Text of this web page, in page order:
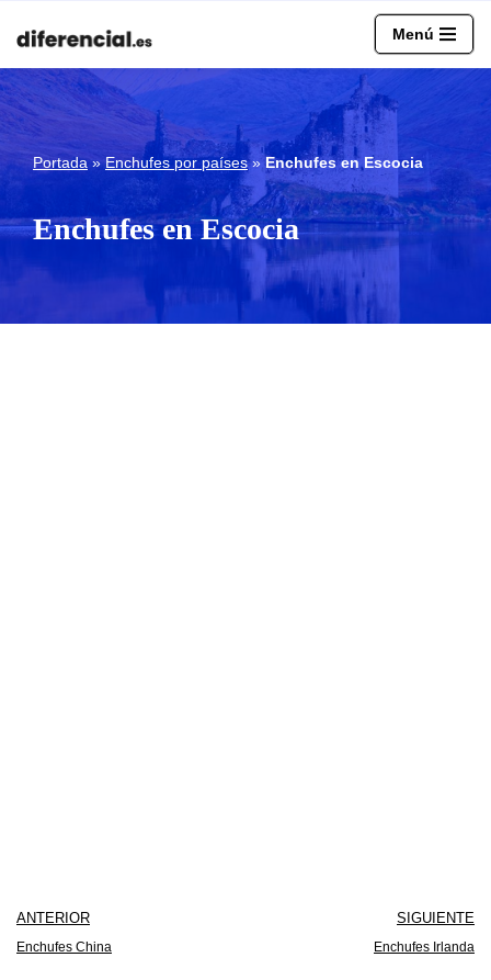
al
contenido
Menú
Portada»Enchufes por países»Enchufes en Escocia
Enchufes en Escocia
ANTERIOR
Enchufes China
SIGUIENTE
Enchufes Irlanda